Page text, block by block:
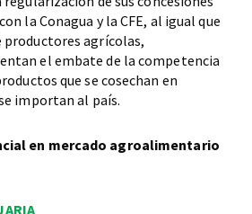
la Conagua y la CFE, al igual que
agrícolas,
el embate de la competencia
que se cosechan en
importan al país.
en mercado agroalimentario